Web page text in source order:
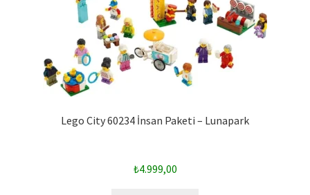
Lego City 60234 İnsan Paketi – Lunapark
₺4.999,00